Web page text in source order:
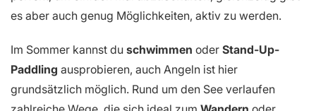
es aber auch genug Möglichkeiten, aktiv zu werden.
Im Sommer kannst du schwimmen oder Stand-Up-
Paddling ausprobieren, auch Angeln ist hier
grundsätzlich möglich. Rund um den See verlaufen